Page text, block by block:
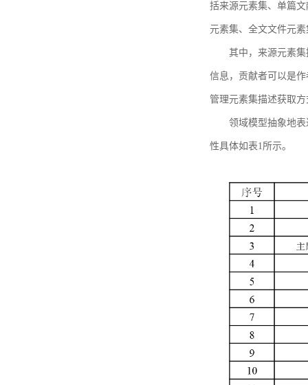
括来源元素集、单篇
元素集、全文文件元
其中，来源元素
信息，贡献者可以是
管理元素集描述获取
领域模型抽象地
性具体如表1所示。